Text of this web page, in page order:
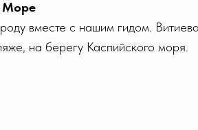
Море
вместе с нашим гидом.
на берегу Каспийского моря.